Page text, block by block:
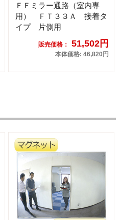
ＦＦミラー通路（室内専
用） ＦＴ３３Ａ 接着タ
イプ 片側用
販売価格： 51,502円
本体価格: 46,820円